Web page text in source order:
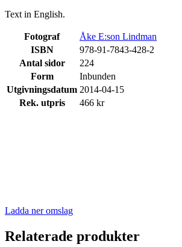
Text in English.
Fotograf
Åke E:son Lindman
ISBN
978-91-7843-428-2
Antal sidor
224
Form
Inbunden
Utgivningsdatum 2014-04-15
Rek. utpris
466 kr
Ladda ner omslag
Relaterade produkter